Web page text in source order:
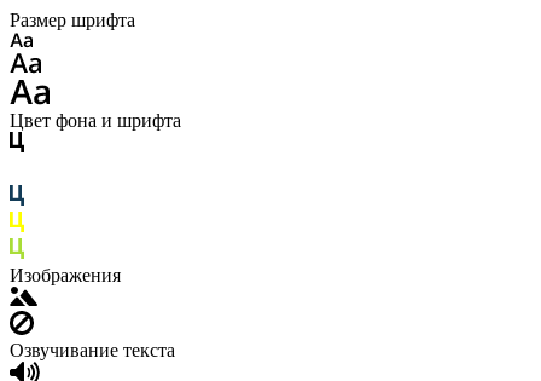
Размер шрифта
Цвет фона и шрифта
Изображения
Озвучивание текста